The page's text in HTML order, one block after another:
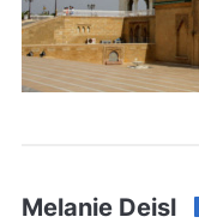
Melanie Deisl